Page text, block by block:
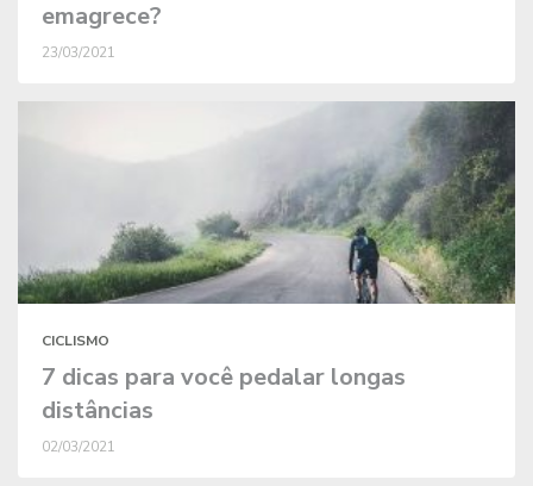
emagrece?
23/03/2021
CICLISMO
7 dicas para você pedalar longas
distâncias
02/03/2021